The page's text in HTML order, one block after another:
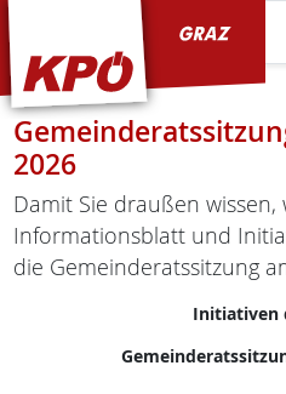
2026
Damit Sie draußen
Informationsblatt und
die Gemeinderatssitzung
Initiativen